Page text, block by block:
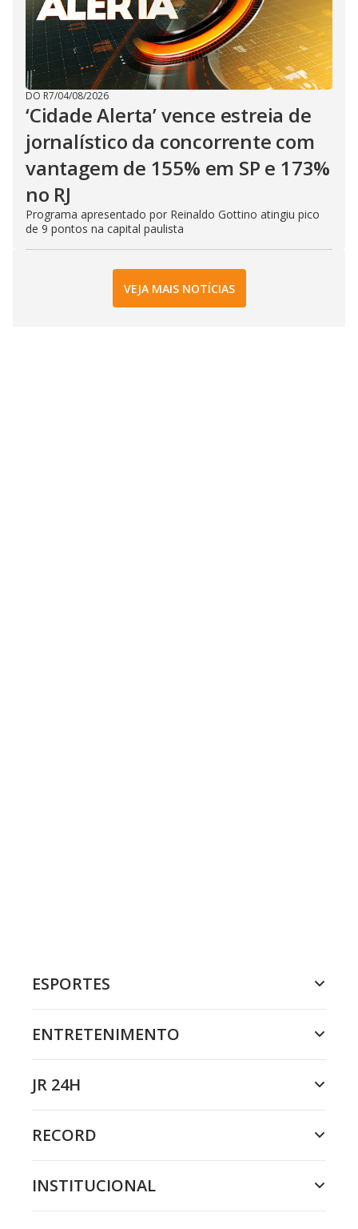
DO R7/04/08/2026
‘Cidade Alerta’ vence estreia de
jornalístico da concorrente com
vantagem de 155% em SP e 173%
no RJ
Programa apresentado por Reinaldo Gottino atingiu pico
de 9 pontos na capital paulista
VEJA MAIS NOTÍCIAS
ESPORTES
ENTRETENIMENTO
JR 24H
RECORD
INSTITUCIONAL